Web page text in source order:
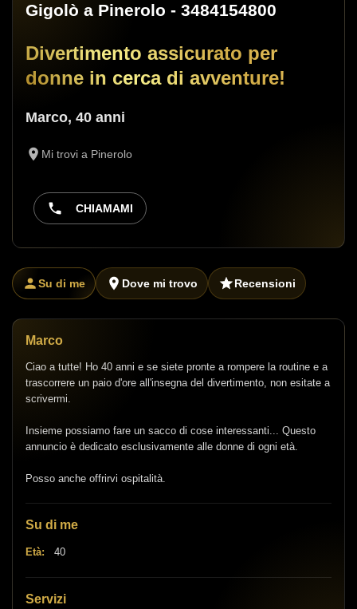
Gigolò a Pinerolo - 3484154800
Divertimento assicurato per
donne in cerca di avventure!
Marco, 40 anni
Mi trovi a Pinerolo
CHIAMAMI
Su di me Dove mi trovo Recensioni
Marco
Ciao a tutte! Ho 40 anni e se siete pronte a rompere la routine e a
trascorrere un paio d'ore all'insegna del divertimento, non esitate a
scrivermi.
Insieme possiamo fare un sacco di cose interessanti... Questo
annuncio è dedicato esclusivamente alle donne di ogni età.
Posso anche offrirvi ospitalità.
Su di me
Età: 40
Servizi